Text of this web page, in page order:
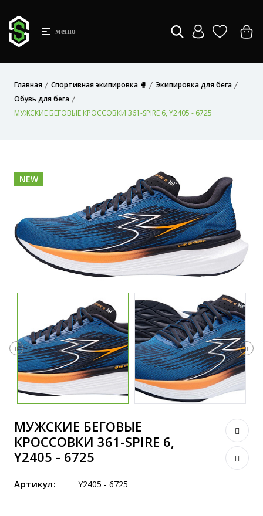
меню
Главная Спортивная экипировка 🥊
Экипировка для бега
Обувь для бега
МУЖСКИЕ БЕГОВЫЕ КРОССОВКИ 361-SPIRE 6, Y2405 - 6725
NEW
МУЖСКИЕ БЕГОВЫЕ
КРОССОВКИ 361-SPIRE 6,
Y2405 - 6725
Артикул: Y2405 - 6725